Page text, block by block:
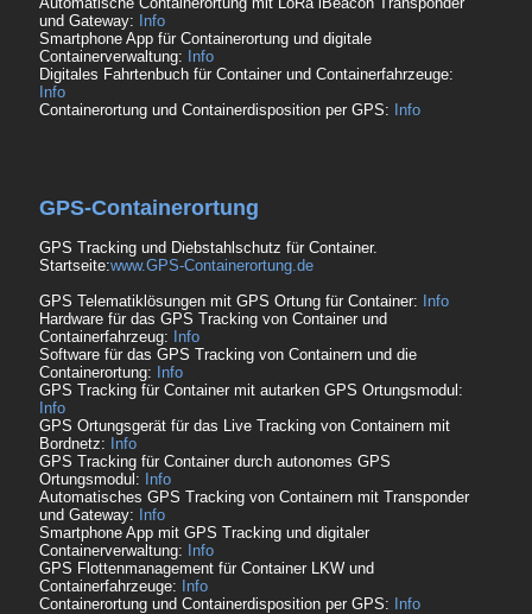
und Gateway:
Info
Smartphone App für Containerortung und digitale
Containerverwaltung:
Info
Digitales Fahrtenbuch für Container und Containerfahrzeuge:
Info
Containerortung und Containerdisposition per GPS:
Info
GPS-Containerortung
GPS Tracking und Diebstahlschutz für Container.
Startseite:www.GPS-Containerortung.de
GPS Telematiklösungen mit GPS Ortung für Container:
Info
Hardware für das GPS Tracking von Container und
Containerfahrzeug:
Info
Software für das GPS Tracking von Containern und die
Containerortung:
Info
GPS Tracking für Container mit autarken GPS Ortungsmodul:
Info
GPS Ortungsgerät für das Live Tracking von Containern mit
Bordnetz:
Info
GPS Tracking für Container durch autonomes GPS
Ortungsmodul:
Info
Automatisches GPS Tracking von Containern mit Transponder
und Gateway:
Info
Smartphone App mit GPS Tracking und digitaler
Containerverwaltung:
Info
GPS Flottenmanagement für Container LKW und
Containerfahrzeuge:
Info
Containerortung und Containerdisposition per GPS:
Info